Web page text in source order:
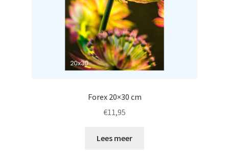
Forex 20×30 cm
€11,95
Lees meer